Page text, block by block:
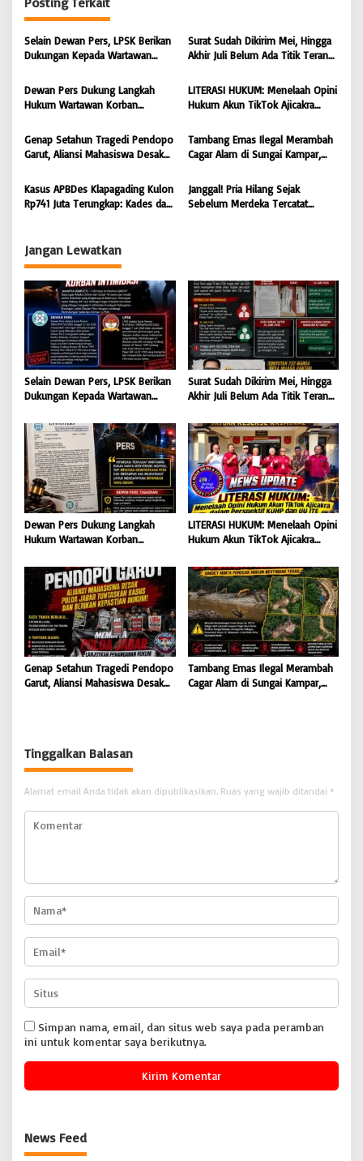
a
s
i
o
Selain Dewan Pers, LPSK Berikan
Dukungan Kepada Wartawan
Surat Sudah Dikirim Mei, Hingga
Akhir Juli Belum Ada Titik Terang:
Ditunda-Tunda, Diduga Surat
Disembunyikan dari Bupati Kutim
Dewan Pers Dukung Langkah
Hukum Wartawan Korban
Jurnalis Adalah Serangan
Terhadap Kebebasan Pers
LITERASI HUKUM: Menelaah Opini
Hukum Akun TikTok Ajicakra
ITE
Genap Setahun Tragedi Pendopo
Garut, Aliansi Mahasiswa Desak
Berikan Kepastian Hukum
Tambang Emas Ilegal Merambah
Cagar Alam di Sungai Kampar,
Bertindak Tegas
Kasus APBDes Klapagading Kulon
Rp741 Juta Terungkap: Kades dan
Janggal! Pria Hilang Sejak
Sebelum Merdeka Tercatat
Jangan Lewatkan
Selain Dewan Pers, LPSK Berikan
Dukungan Kepada Wartawan
Surat Sudah Dikirim Mei, Hingga
Akhir Juli Belum Ada Titik Terang:
Ditunda-Tunda, Diduga Surat
Disembunyikan dari Bupati Kutim
Dewan Pers Dukung Langkah
Hukum Wartawan Korban
Jurnalis Adalah Serangan
Terhadap Kebebasan Pers
LITERASI HUKUM: Menelaah Opini
Hukum Akun TikTok Ajicakra
ITE
Genap Setahun Tragedi Pendopo
Garut, Aliansi Mahasiswa Desak
Tambang Emas Ilegal Merambah
Cagar Alam di Sungai Kampar,
Tinggalkan Balasan
Alamat email Anda tidak akan dipublikasikan. Ruas yang wajib ditandai *
Simpan nama, email, dan situs web saya pada peramban
ini untuk komentar saya berikutnya.
News Feed